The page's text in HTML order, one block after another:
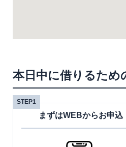
本日中に借りるため
STEP1
まずはWEBからお申込